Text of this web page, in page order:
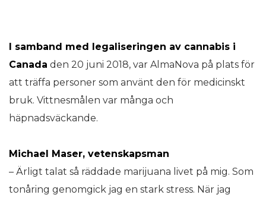
I samband med legaliseringen av cannabis i
Canada den 20 juni 2018, var AlmaNova på plats för
att träffa personer som använt den för medicinskt
bruk. Vittnesmålen var många och
häpnadsväckande.
Michael Maser, vetenskapsman
– Ärligt talat så räddade marijuana livet på mig. Som
tonåring genomgick jag en stark stress. När jag